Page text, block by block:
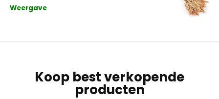
Weergave
Koop best verkopende
producten